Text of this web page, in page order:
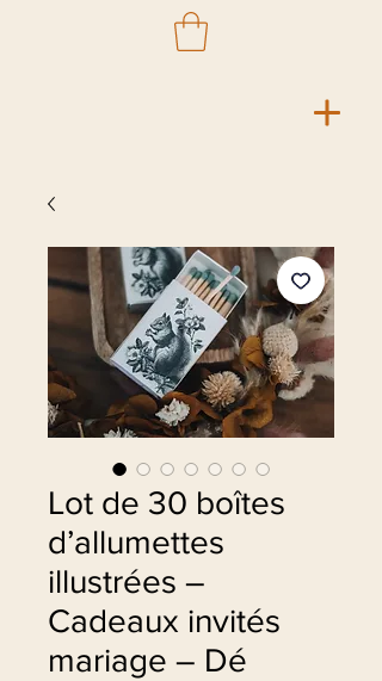
Lot de 30 boîtes
d’allumettes
illustrées –
Cadeaux invités
mariage – Dé